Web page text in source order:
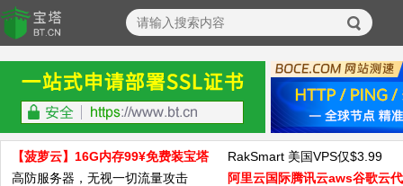
【菠萝云】16G内存99¥免费装宝塔
RakSmart 美国VPS仅$3.99
高防服务器，无视一切流量攻击
阿里云国际腾讯云aws谷歌云